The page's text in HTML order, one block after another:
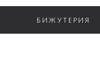
БИЖУТЕРИЯ